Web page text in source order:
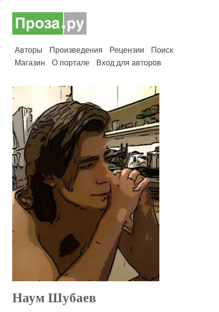
Авторы Произведения Рецензии
Поиск
Магазин
О портале Вход для авторов
Наум Шубаев